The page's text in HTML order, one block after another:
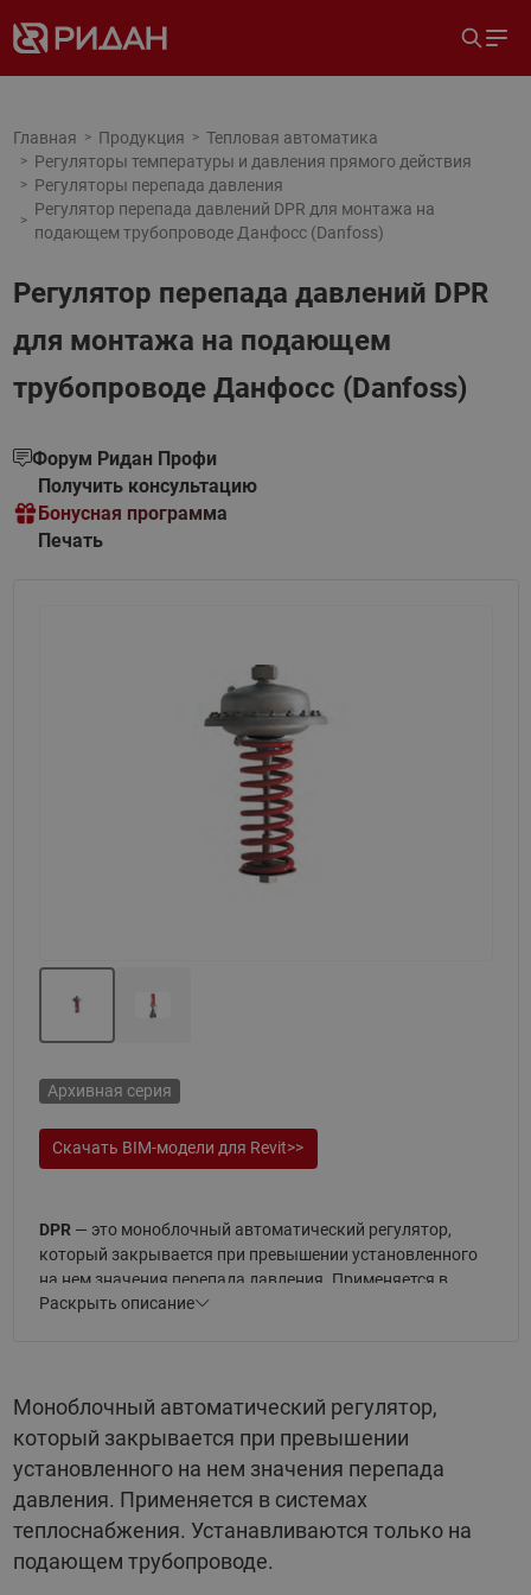
Главная Продукция
Тепловая автоматика
Регуляторы температуры и давления прямого действия
Регуляторы перепада давления
Регулятор перепада давлений DPR для монтажа на
подающем трубопроводе Данфосс (Danfoss)
Регулятор перепада давлений DPR
для монтажа на подающем
трубопроводе Данфосс (Danfoss)
Форум Ридан Профи
Получить консультацию
Бонусная программа
Печать
Архивная серия
Скачать BIM-модели для Revit>>
DPR — это моноблочный автоматический регулятор,
который закрывается при превышении установленного
на нем значения перепада давления. Применяется в
системах теплоснабжения.
Моноблок DPR включает в себя клапан и регулирующий
блок с диафрагменным элементом. Две импульсные
трубки AV для регулятора не входят в комплект и
заказываются отдельно.
Теплоноситель, применяемый с клапанами — вода или
водогликолевые смеси до 30% с температурой до 150 °С и
Раскрыть описание
Моноблочный автоматический регулятор,
который закрывается при превышении
установленного на нем значения перепада
давления. Применяется в системах
теплоснабжения. Устанавливаются только на
подающем трубопроводе.